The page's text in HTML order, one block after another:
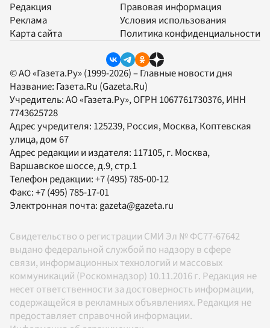
Редакция
Реклама
Карта сайта
Правовая информация
Условия использования
Политика конфиденциальности
© АО «Газета.Ру» (1999-2026) – Главные новости дня
Название: Газета.Ru (Gazeta.Ru)
Учредитель:АО «Газета.Ру», ОГРН 1067761730376, ИНН
7743625728
Адрес учредителя: 125239, Россия, Москва, Коптевская
улица, дом 67
Адрес редакции и издателя: 117105, г. Москва,
Варшавское шоссе, д.9, стр.1
Телефон редакции:+7 (495) 785-00-12
Факс:+7 (495) 785-17-01
Электронная почта:gazeta@gazeta.ru
Свидетельство о регистрации СМИ Эл № ФС77-67642
выдано федеральной службой по надзору в сфере
связи, информационных технологий и массовых
коммуникаций (Роскомнадзор) 10.11.2016 г. Редакция не
несет ответственности за достоверность информации,
содержащейся в рекламных объявлениях. Редакция не
предоставляет справочной информации.